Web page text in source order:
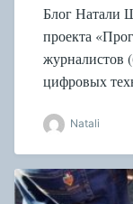
Блог Натали
проекта
журналистов
цифровых
Natali